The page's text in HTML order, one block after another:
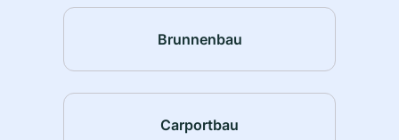
Brunnenbau
Carportbau